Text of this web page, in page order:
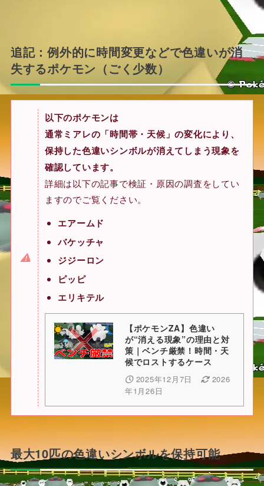
追記：例外的に時間変更などで色違いが消
失するポケモン（ごく少数）
以下のポケモンは
通常ミアレの「時間帯・天候」の変化により、
保持した色違いシンボルが消えてしまう現象を
確認しています。
詳細は以下の記事で検証・原因の調査をしてい
ますのでご覧ください。
エアームド
バケッチャ
ジジーロン
ピッピ
エリキテル
【ポケモンZA】色違い
が“消える現象”の理由と対
策｜ベンチ厳禁！時間・天
候でロストするケース
2025年12月7日
2026
年1月26日
最大10匹の色違いシンボルを保持可能